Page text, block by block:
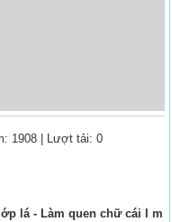
1908 | Lượt tải: 0
lá - Làm quen chữ cái l m